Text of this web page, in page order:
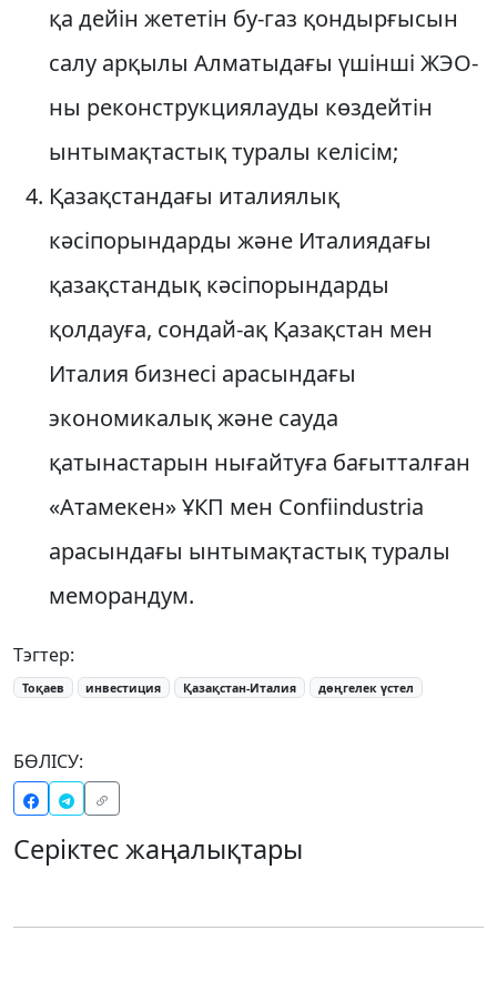
қа дейін жететін бу-газ қондырғысын
салу арқылы Алматыдағы үшінші ЖЭО-
ны реконструкциялауды көздейтін
ынтымақтастық туралы келісім;
Қазақстандағы италиялық
кәсіпорындарды және Италиядағы
қазақстандық кәсіпорындарды
қолдауға, сондай-ақ Қазақстан мен
Италия бизнесі арасындағы
экономикалық және сауда
қатынастарын нығайтуға бағытталған
«Атамекен» ҰКП мен Confiindustria
арасындағы ынтымақтастық туралы
меморандум.
Тэгтер:
Тоқаев инвестиция Қазақстан-Италия дөңгелек үстел
БӨЛІСУ:
Серіктес жаңалықтары